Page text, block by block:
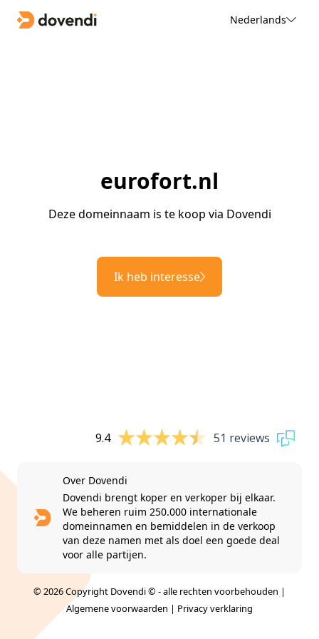
Nederlands
eurofort.nl
Deze domeinnaam is te koop via Dovendi
Ik heb interesse
9.4 51 reviews
Over Dovendi
Dovendi brengt koper en verkoper bij elkaar.
We beheren ruim 250.000 internationale
domeinnamen en bemiddelen in de verkoop
van deze namen met als doel een goede deal
voor alle partijen.
© 2026 Copyright Dovendi © - alle rechten voorbehouden |
Algemene voorwaarden | Privacy verklaring